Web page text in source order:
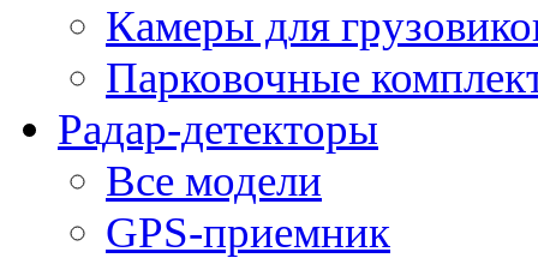
Камеры для
Парковочные
Радар-детекторы
Все модели
GPS-приемник